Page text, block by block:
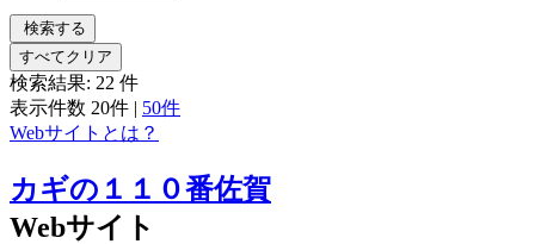
検索する
すべてクリア
検索結果: 22 件
表示件数 20件 | 50件
Webサイトとは？
カギの１１０番佐賀
Webサイト